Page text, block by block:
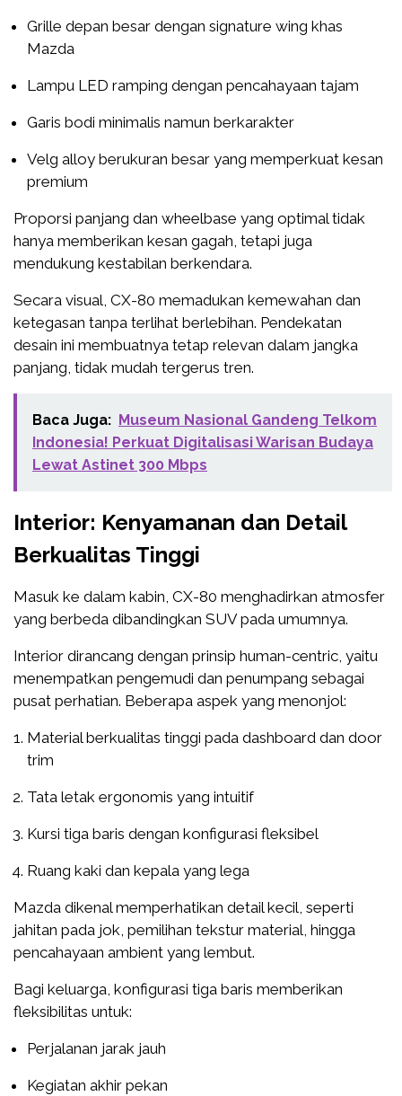
Grille depan besar dengan signature wing khas
Mazda
Lampu LED ramping dengan pencahayaan tajam
Garis bodi minimalis namun berkarakter
Velg alloy berukuran besar yang memperkuat kesan
premium
Proporsi panjang dan wheelbase yang optimal tidak
hanya memberikan kesan gagah, tetapi juga
mendukung kestabilan berkendara.
Secara visual, CX-80 memadukan kemewahan dan
ketegasan tanpa terlihat berlebihan. Pendekatan
desain ini membuatnya tetap relevan dalam jangka
panjang, tidak mudah tergerus tren.
Baca Juga: Museum Nasional Gandeng Telkom
Indonesia! Perkuat Digitalisasi Warisan Budaya
Lewat Astinet 300 Mbps
Interior: Kenyamanan dan Detail
Berkualitas Tinggi
Masuk ke dalam kabin, CX-80 menghadirkan atmosfer
yang berbeda dibandingkan SUV pada umumnya.
Interior dirancang dengan prinsip human-centric, yaitu
menempatkan pengemudi dan penumpang sebagai
pusat perhatian. Beberapa aspek yang menonjol:
Material berkualitas tinggi pada dashboard dan door
trim
Tata letak ergonomis yang intuitif
Kursi tiga baris dengan konfigurasi fleksibel
Ruang kaki dan kepala yang lega
Mazda dikenal memperhatikan detail kecil, seperti
jahitan pada jok, pemilihan tekstur material, hingga
pencahayaan ambient yang lembut.
Bagi keluarga, konfigurasi tiga baris memberikan
fleksibilitas untuk:
Perjalanan jarak jauh
Kegiatan akhir pekan